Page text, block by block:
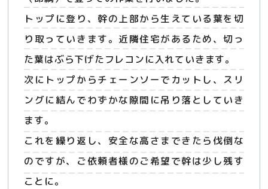
トップに登り、幹の上部から生えている葉を切
り取っていきます。近隣住宅があるため、切っ
た葉はぶら下げたフレコンに入れていきます。
次にトップからチェーンソーでカットし、スリ
ングに結んでわずかな隙間に吊り落としていき
ます。
これを繰り返し、安全な高さまできたら伐倒な
のですが、ご依頼者様のご希望で幹は少し残す
ことに。